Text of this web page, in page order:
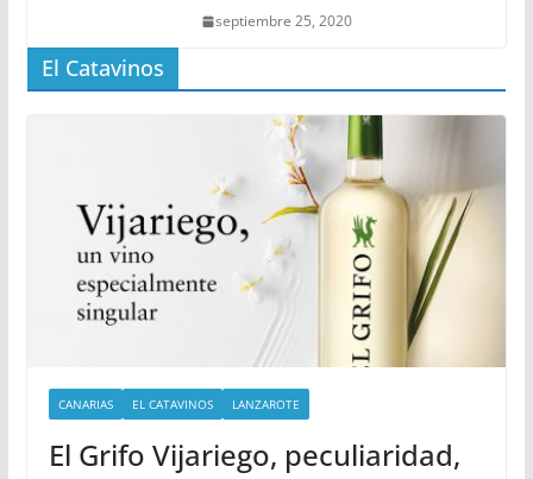
septiembre 25, 2020
El Catavinos
CANARIAS EL CATAVINOS LANZAROTE
El Grifo Vijariego, peculiaridad,